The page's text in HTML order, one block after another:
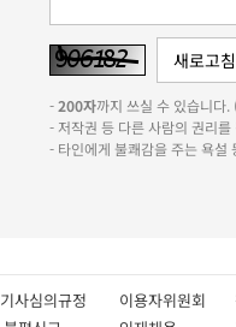
-200자까지 쓰실 수 있습니
- 저작권 등 다른 사람의 권리
- 타인에게 불쾌감을 주는 욕설
기사심의규정 이용자위원회